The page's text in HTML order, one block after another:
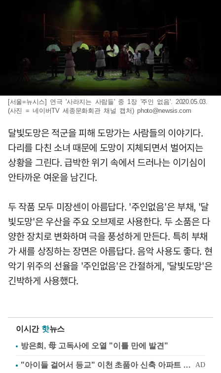
[서울=뉴시스] 연극 '사라지는 사람들' 중 1장 '주인 없음'. 2020.05.03.
(사진 = 네이버TV 세종문화회관 채널 캡처)photo@newsis.com
달빛도망은 적군을 피해 도망가는 사람들의 이야기다.
다리를 다친 소녀 때문에 도망이 지체되면서 벌어지는
상황을 그린다. 급박한 위기 속에서 드러나는 이기심이
안타까운 여운을 남긴다.
두 작품 모두 미장센이 아름답다. '주인없음'은 부채, '달
빛도망'은 우산을 주요 오브제로 사용한다. 두 소품은 다
양한 장치로 변화하며 극을 풍성하게 만든다. 특히 부채
가 새를 상징하는 장면은 아름답다. 음악 사용도 좋다. 현
악기 위주의 선율을 '주인없음'은 간절하게, '달빛도망'은
긴박하게 사용했다.
이시간 핫뉴스
방은희, 母 고독사에 오열 "이틀 만에 발견"